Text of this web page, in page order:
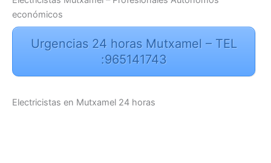
económicos
Urgencias 24 horas Mutxamel – TEL
:965141743
Electricistas en Mutxamel 24 horas